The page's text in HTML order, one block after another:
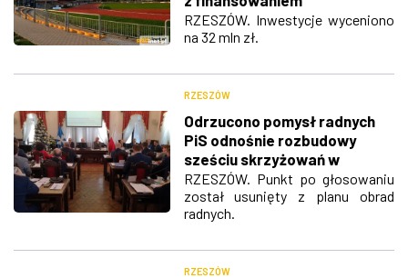
Podkarpackiego Centrum
Lekkoatletycznego?
RZESZÓW. Inwestycje wyceniono
na 32 mln zł.
RZESZÓW
Odrzucono pomysł radnych
PiS odnośnie rozbudowy
sześciu skrzyżowań w
Rzeszowie
RZESZÓW. Punkt po głosowaniu
został usunięty z planu obrad
radnych.
RZESZÓW